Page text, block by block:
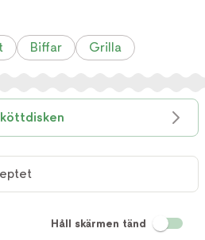
Biffar Grilla
Håll skärmen tänd